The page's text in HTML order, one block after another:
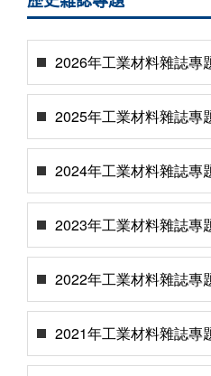
2026年工業材料雜誌專
2025年工業材料雜誌專
2024年工業材料雜誌專
2023年工業材料雜誌專
2022年工業材料雜誌專
2021年工業材料雜誌專